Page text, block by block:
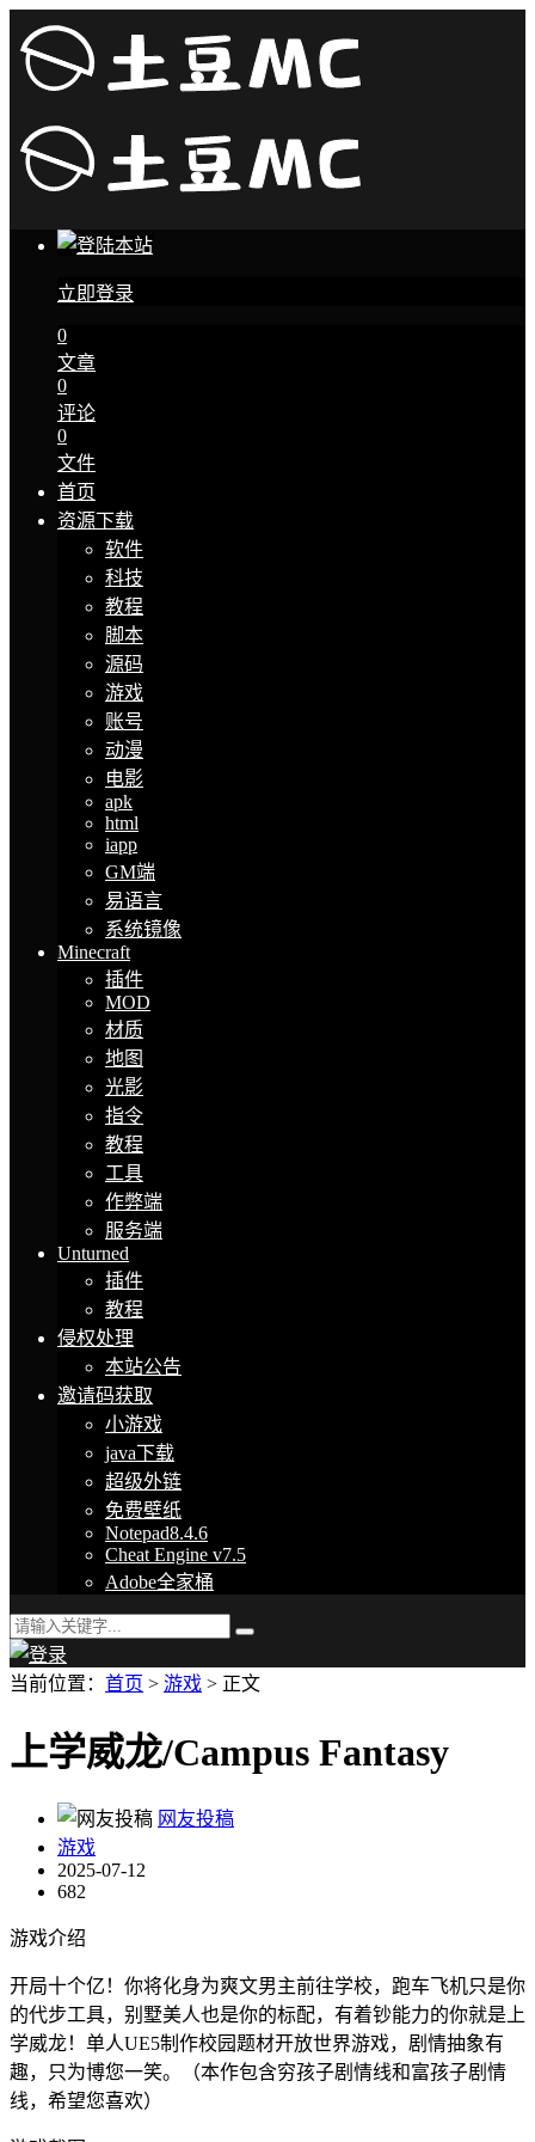
立即登录
0
文章
0
评论
0
文件
首页
资源下载
软件
科技
教程
脚本
源码
游戏
账号
动漫
电影
apk
html
iapp
GM端
易语言
系统镜像
Minecraft
插件
MOD
材质
地图
光影
指令
教程
工具
作弊端
服务端
Unturned
插件
教程
侵权处理
本站公告
邀请码获取
小游戏
java下载
超级外链
免费壁纸
Notepad8.4.6
Cheat Engine v7.5
Adobe全家桶
当前位置： 首页 > 游戏 > 正文
上学威龙/Campus Fantasy
网友投稿
游戏
2025-07-12
682
游戏介绍
开局十个亿！你将化身为爽文男主前往学校，跑车飞机只是你
的代步工具，别墅美人也是你的标配，有着钞能力的你就是上
学威龙！单人UE5制作校园题材开放世界游戏，剧情抽象有
趣，只为博您一笑。（本作包含穷孩子剧情线和富孩子剧情
线，希望您喜欢）